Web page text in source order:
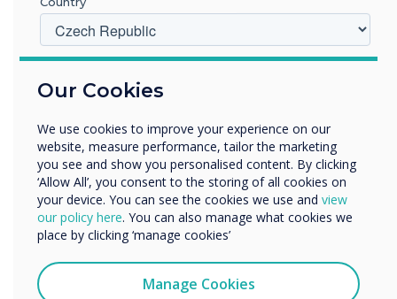
Prefer a quick chat?
If you'd rather speak to someone,
you can call us on:
020 8319 7700
Our Cookies
We use cookies to improve your experience on our
website, measure performance, tailor the marketing
you see and show you personalised content. By clicking
‘Allow All’, you consent to the storing of all cookies on
your device. You can see the cookies we use and view
our policy here. You can also manage what cookies we
place by clicking ‘manage cookies’
Manage Cookies
Vzdělávání
Další
Název společnosti
Rádi bychom vás kontaktovali ohledně našich produktů a
služeb e-mailem, telefonicky nebo poštou.
Souhlasím se zasíláním zpráv od společnosti